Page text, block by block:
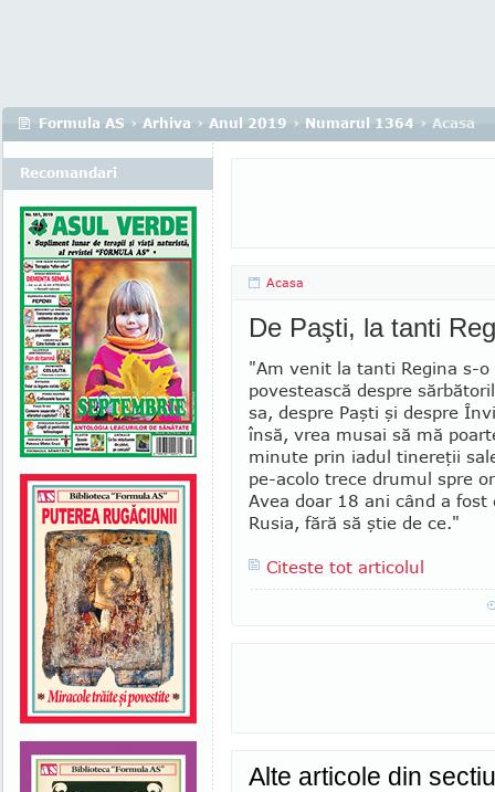
Formula AS › Arhiva › Anul 2019 › Numarul 1364 › Acasa
Acasa
De Paşti, la tanti
"Am venit la tanti Regina s-o
poves­tească despre
sa, despre Paşti şi despre
însă, vrea musai să mă
minute prin iadul tinereţii
pe-acolo trece drumul spre
Avea doar 18 ani când a fost
Rusia, fără să ştie de ce."
Citeste tot articolul
Alte articole din
Recomandari